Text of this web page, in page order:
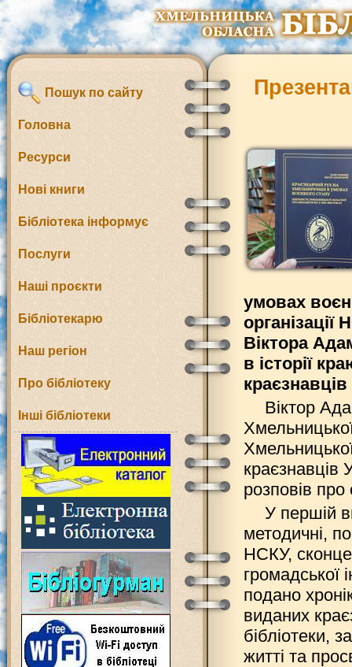
Пошук по сайту
Головна
Ресурси
Нові книги
Бібліотека інформує
Послуги
Наші проєкти
Бібліотекарю
Наш регіон
Про бібліотеку
Інші бібліотеки
умовах
Віктора
в історії
краєзнавців
Віктор
краєзнавців
розповів про
У першій
методичні,
НСКУ,
громадської
подано
виданих
бібліотеки,
житті та